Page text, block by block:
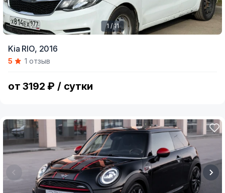
of
1 / 11
Kia RIO, 2016
5 1 отзыв
от 3192 ₽ / сутки